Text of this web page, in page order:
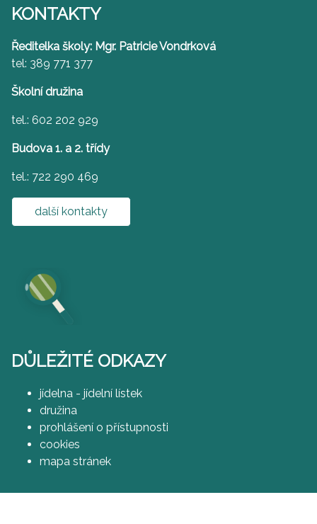
KONTAKTY
Ředitelka školy: Mgr. Patricie Vondrková
tel: 389 771 377
Školní družina
tel.: 602 202 929
Budova 1. a 2. třídy
tel.: 722 290 469
další kontakty
DŮLEŽITÉ ODKAZY
jídelna - jídelní lístek
družina
prohlášení o přístupnosti
cookies
mapa stránek